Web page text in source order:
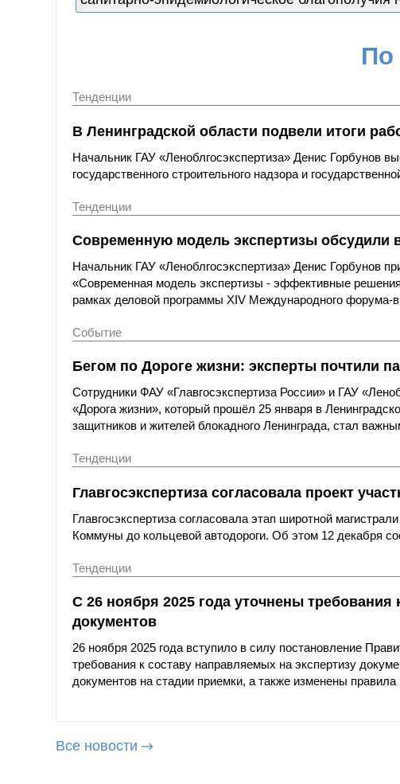
По
Тенденции
В Ленинградской области подвели итоги
Начальник ГАУ «Леноблгосэкспертиза» Денис Горбунов
государственного строительного надзора и
Тенденции
Современную модель экспертизы обсудили
Начальник ГАУ «Леноблгосэкспертиза» Денис Горбунов
«Современная модель экспертизы - эффективные
рамках деловой программы XIV Международного форума-
Событие
Бегом по Дороге жизни: эксперты почтили
Сотрудники ФАУ «Главгосэкспертиза России» и ГАУ
«Дорога жизни», который прошёл 25 января в
защитников и жителей блокадного Ленинграда, стал
Тенденции
Главгосэкспертиза согласовала проект
Главгосэкспертиза согласовала этап широтной
Коммуны до кольцевой автодороги. Об этом 12 декабря
Тенденции
С 26 ноября 2025 года уточнены требования
документов
26 ноября 2025 года вступило в силу постановление
требования к составу направляемых на экспертизу
документов на стадии приемки, а также изменены
Все новости